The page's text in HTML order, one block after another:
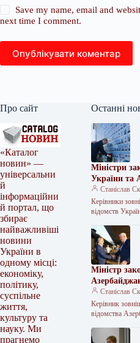
Save my name, email and
next time I comment.
Опублікувати коментар
Про сайт
«Каталог
новин» —
універсальни
й
інформаційни
й портал, що
збирає
найважливіші
новини
України в
одному місці:
економіку,
політику,
суспільне
життя,
культуру та
науку. Ми
прагнемо
Останні
Міністри
України та
вшанували
захисників
Станіслав
Керівники
відомств
захисників
Меморіалу.
Міністр
столиці
Станіслав
Керівник
відомства